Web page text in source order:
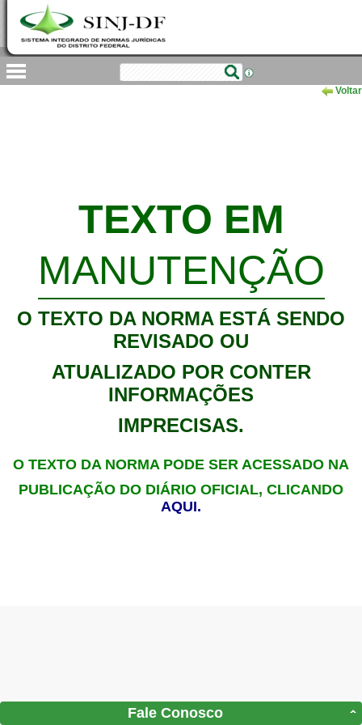
Voltar
TEXTO EM
MANUTENÇÃO
O TEXTO DA NORMA ESTÁ SENDO
REVISADO OU
ATUALIZADO POR CONTER
INFORMAÇÕES
IMPRECISAS.
O TEXTO DA NORMA PODE SER ACESSADO NA
PUBLICAÇÃO DO DIÁRIO OFICIAL, CLICANDO
AQUI.
Fale Conosco